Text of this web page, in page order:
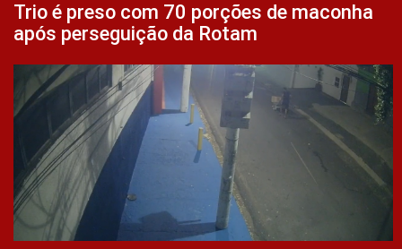
Trio é preso com 70 porções de maconha
após perseguição da Rotam